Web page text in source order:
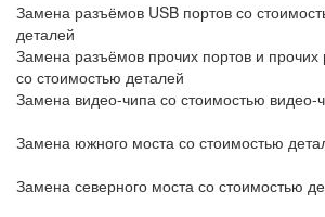
Замена разъёмов USB портов со
деталей
Замена разъёмов прочих портов и прочих
со стоимостью деталей
Замена видео-чипа со стоимостью
Замена южного моста со стоимостью
Замена северного моста со стоимостью